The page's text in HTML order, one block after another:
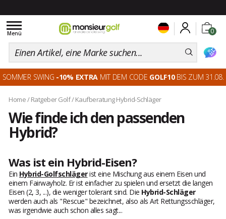
0
Toggle
navigation
Menü
SOMMER SWING -10% EXTRA MIT DEM CODE GOLF10BIS ZUM 31.08.
Home/ Ratgeber Golf/Kaufberatung Hybrid-Schläger
Wie finde ich den passenden
Hybrid?
Was ist ein Hybrid-Eisen?
Ein Hybrid-Golfschlägerist eine Mischung aus einem Eisen und
einem Fairwayholz. Er ist einfacher zu spielen und ersetzt die langen
Eisen (2, 3, ...), die weniger tolerant sind. Die Hybrid-Schläger
werden auch als "Rescue" bezeichnet, also als Art Rettungsschläger,
was irgendwie auch schon alles sagt...